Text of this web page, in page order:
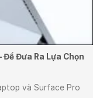
Đưa Ra Lựa Chọn
và Surface Pro